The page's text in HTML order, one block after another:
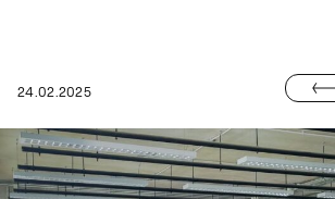
24.02.2025
W WARSZAWIE URUCHOMIŁA BIBLIOTEKĘ